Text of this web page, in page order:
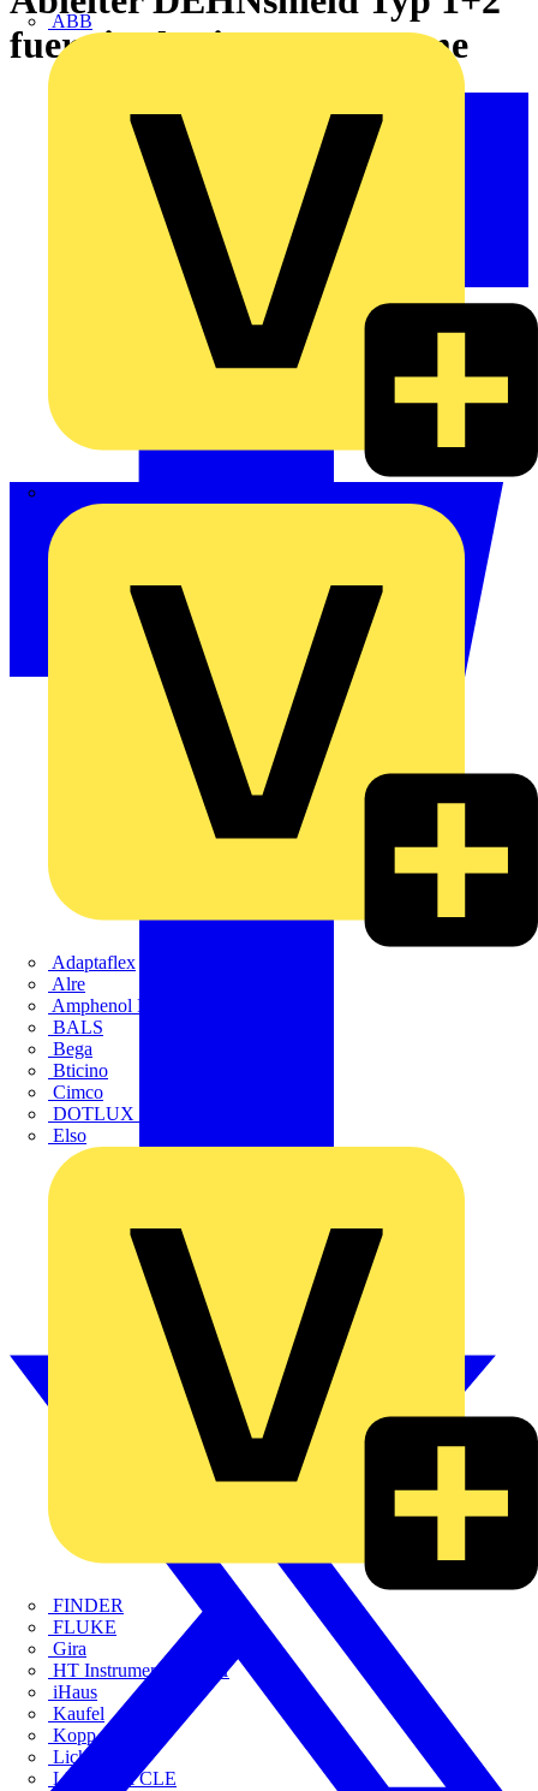
ABB
Adaptaflex
Alre
Amphenol FTG
BALS
Bega
Bticino
Cimco
DOTLUX GmbH
Elso
FINDER
FLUKE
Gira
HT Instruments GmbH
iHaus
Kaufel
Kopp
Lichtline
LIGHTCYCLE
fuer einphasige TN-Systeme